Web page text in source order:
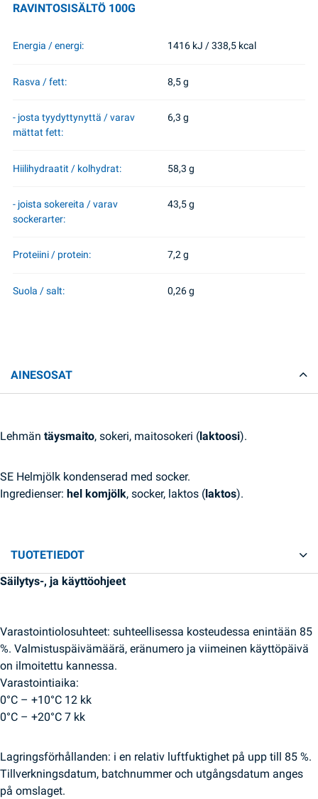
RAVINTOSISÄLTÖ 100G
Energia / energi: 1416 kJ / 338,5 kcal
Rasva / fett: 8,5 g
- josta tyydyttynyttä / varav
mättat fett:
6,3 g
Hiilihydraatit / kolhydrat: 58,3 g
- joista sokereita / varav
sockerarter:
43,5 g
Proteiini / protein: 7,2 g
Suola / salt: 0,26 g
AINESOSAT
Lehmän täysmaito, sokeri, maitosokeri ( laktoosi).
SE Helmjölk kondenserad med socker.
Ingredienser: hel komjölk, socker, laktos (laktos).
TUOTETIEDOT
Säilytys-, ja käyttöohjeet
Varastointiolosuhteet: suhteellisessa kosteudessa enintään 85
%. Valmistuspäivämäärä, eränumero ja viimeinen käyttöpäivä
on ilmoitettu kannessa.
Varastointiaika:
0°C – +10°C 12 kk
0°C – +20°C 7 kk
Lagringsförhållanden: i en relativ luftfuktighet på upp till 85 %.
Tillverkningsdatum, batchnummer och utgångsdatum anges
på omslaget.